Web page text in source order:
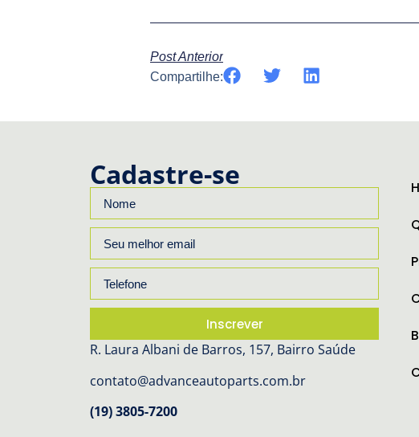
Post Anterior
Compartilhe:
Cadastre-se
Inscrever
R. Laura Albani de Barros, 157, Bairro Saúde
contato@advanceautoparts.com.br
(19) 3805-7200